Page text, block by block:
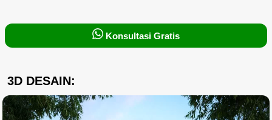
Konsultasi Gratis
3D DESAIN: